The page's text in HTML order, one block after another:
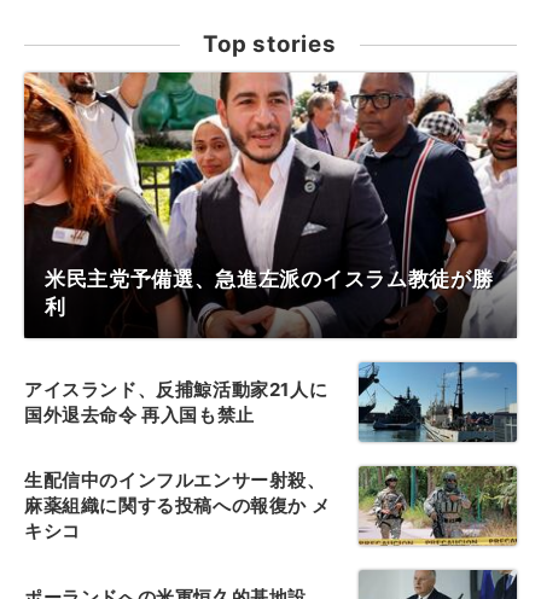
Top stories
米民主党予備選、急進左派のイスラム教徒が勝
利
アイスランド、反捕鯨活動家21人に
国外退去命令 再入国も禁止
生配信中のインフルエンサー射殺、
麻薬組織に関する投稿への報復か メ
キシコ